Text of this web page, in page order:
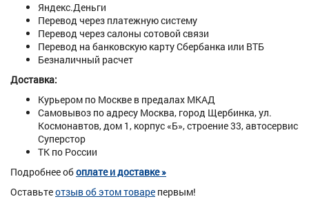
Яндекс.Деньги
Перевод через платежную систему
Перевод через салоны сотовой связи
Перевод на банковскую карту Сбербанка или ВТБ
Безналичный расчет
Доставка:
Курьером по Москве в предалах МКАД
Самовывоз по адресу Москва, город Щербинка, ул.
Космонавтов, дом 1, корпус «Б», строение 33, автосервис
Суперстор
ТК по России
Подробнее обоплате и доставке »
Оставьтеотзыв об этом товаре первым!